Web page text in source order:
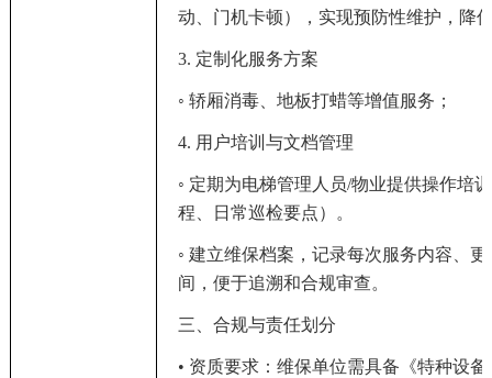
动、门机卡顿），实现预防性维护，降
3. 定制化服务方案
◦ 轿厢消毒、地板打蜡等增值服务；
4. 用户培训与文档管理
◦ 定期为电梯管理人员/物业提供操作培
程、日常巡检要点）。
◦ 建立维保档案，记录每次服务内容、
间，便于追溯和合规审查。
三、合规与责任划分
• 资质要求：维保单位需具备《特种设